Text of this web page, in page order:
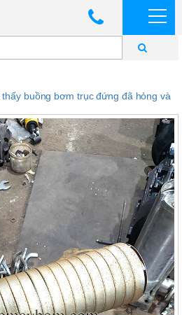
buồng bơm trục đứng đã hỏng và